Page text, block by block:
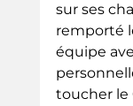
sur ses
remporté
équipe
toucher le